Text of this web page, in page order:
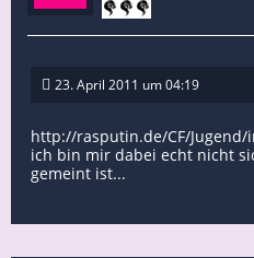
23. April 2011 um 04:19
http://rasputin.de/CF/Jugend/
ich bin mir dabei echt nicht
gemeint ist...